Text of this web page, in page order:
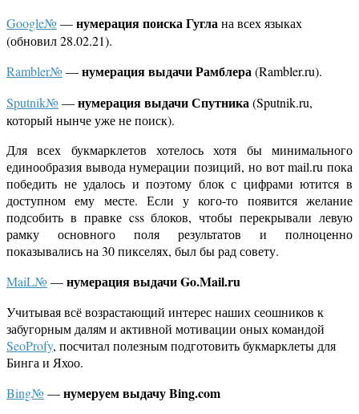
Google№—нумерация поиска Гуглана всех языках
(обновил 28.02.21).
Rambler№—нумерация выдачи Рамблера(Rambler.ru).
Sputnik№—нумерация выдачи Спутника(Sputnik.ru,
который нынче уже не поиск).
Для всех букмарклетов хотелось хотя бы минимального
единообразия вывода нумерации позиций, но вот mail.ru пока
победить не удалось и поэтому блок с цифрами ютится в
доступном ему месте. Если у кого-то появится желание
подсобить в правке css блоков, чтобы перекрывали левую
рамку основного поля результатов и полноценно
показывались на 30 пикселях, был бы рад совету.
MaiL№—нумерация выдачи Go.Mail.ru
Учитывая всё возрастающий интерес наших сеошников к
забугорным далям и активной мотивации оных командой
SeoProfy, посчитал полезным подготовить букмарклеты для
Бинга и Яхоо.
Bing№—нумеруем выдачу Bing.com